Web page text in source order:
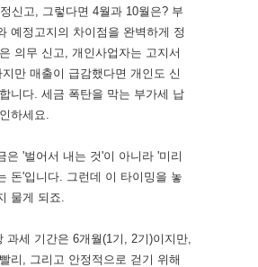
신고, 그렇다면 4월과 10월은? 부
예정고지의 차이점을 완벽하게 정
의무 신고, 개인사업자는 고지서
만 매출이 급감했다면 개인도 신
니다. 세금 폭탄을 막는 부가세 납
하세요.
은 '벌어서 내는 것'이 아니라 '미리
돈'입니다. 그런데 이 타이밍을 놓
물게 되죠.
과세 기간은 6개월(1기, 2기)이지만,
리, 그리고 안정적으로 걷기 위해